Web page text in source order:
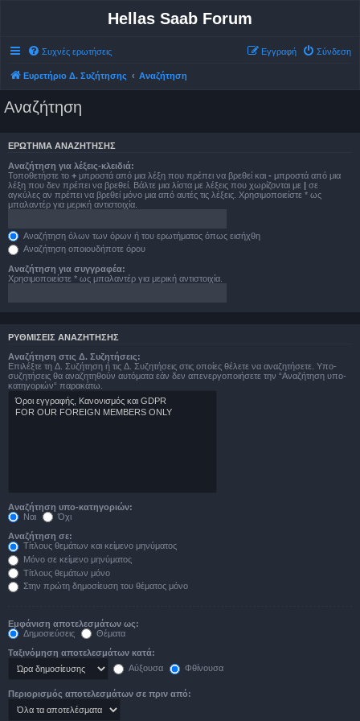
Hellas Saab Forum
Συχνές ερωτήσεις Σύνδεση
Εγγραφή
Ευρετήριο Δ. Συζήτησης Αναζήτηση
Αναζήτηση
ΕΡΏΤΗΜΑ ΑΝΑΖΉΤΗΣΗΣ
Αναζήτηση για λέξεις-κλειδιά:
Τοποθετήστε το + μπροστά από μια λέξη που πρέπει να βρεθεί και - μπροστά από μια
λέξη που δεν πρέπει να βρεθεί. Βάλτε μια λίστα με λέξεις που χωρίζονται με | σε
αγκύλες αν πρέπει να βρεθεί μόνο μια από αυτές τις λέξεις. Χρησιμοποιείστε * ως
μπαλαντέρ για μερική αντιστοιχία.
Αναζήτηση όλων των όρων ή του ερωτήματος όπως εισήχθη
Αναζήτηση οποιουδήποτε όρου
Αναζήτηση για συγγραφέα:
Χρησιμοποιείστε * ως μπαλαντέρ για μερική αντιστοιχία.
ΡΥΘΜΊΣΕΙΣ ΑΝΑΖΉΤΗΣΗΣ
Αναζήτηση στις Δ. Συζητήσεις:
Επιλέξτε τη Δ. Συζήτηση ή τις Δ. Συζητήσεις στις οποίες θέλετε να αναζητήσετε. Υπο-
συζητήσεις θα αναζητηθούν αυτόματα εάν δεν απενεργοποιήσετε την “Αναζήτηση υπο-
κατηγοριών“ παρακάτω.
Αναζήτηση υπο-κατηγοριών:
Ναι
Όχι
Αναζήτηση σε:
Τίτλους θεμάτων και κείμενο μηνύματος
Μόνο σε κείμενο μηνύματος
Τίτλους θεμάτων μόνο
Στην πρώτη δημοσίευση του θέματος μόνο
Εμφάνιση αποτελεσμάτων ως:
Δημοσιεύσεις
Θέματα
Ταξινόμηση αποτελεσμάτων κατά:
Αύξουσα
Φθίνουσα
Περιορισμός αποτελεσμάτων σε πριν από: